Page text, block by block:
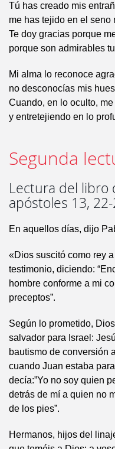
Tú has creado mis
me has tejido en el seno
Te doy gracias porque
porque son admirables
Mi alma lo reconoce
no desconocías mis
Cuando, en lo oculto,
y entretejiendo en lo
Segunda
Lectura del libro
apóstoles 13,
En aquellos días, dijo
«Dios suscitó como rey
testimonio, diciendo:
hombre conforme a mi
preceptos”.
Según lo prometido,
salvador para Israel:
bautismo de conversión
cuando Juan estaba
decía:”Yo no soy quien
detrás de mí a quien no
de los pies”.
Hermanos, hijos del